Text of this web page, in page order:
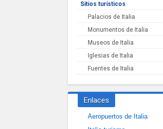
Sitios turísticos
Palacios de Italia
Monumentos de Italia
Museos de Italia
Iglesias de Italia
Fuentes de Italia
Enlaces
Aeropuertos de Italia